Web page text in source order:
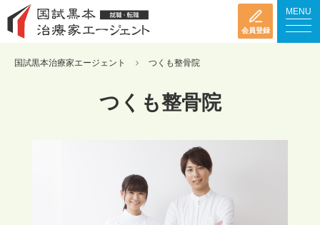
会員登録
MENU
国試黒本治療家エージェント つくも整骨院
つくも整骨院